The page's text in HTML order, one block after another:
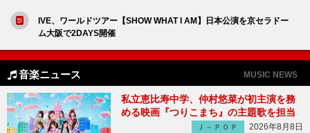
IVE、ワールドツアー【SHOW WHAT I AM】日本公演を京セラドー
ム大阪で2DAYS開催
音楽ニュース MUSIC NEWS
私立恵比寿中学、仲村悠菜が初主演を務
める映画『つりこまち』の主題歌を担当
Ｊ－ＰＯＰ
2026年8月8日